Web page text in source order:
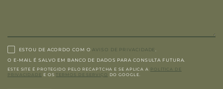
ESTOU DE ACORDO COM O AVISO DE PRIVACIDADE
O E-MAIL É SALVO EM BANCO DE DADOS PARA CONSULTA FUTURA.
ESTE SITE É PROTEGIDO PELO RECAPTCHA E SE APLICA A
POLÍTICA DE
PRIVACIDADE
E OS TERMOS DE SERVIÇO DO GOOGLE.